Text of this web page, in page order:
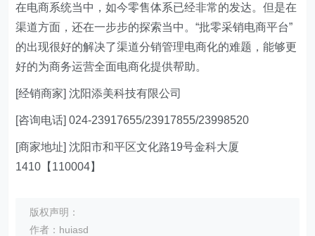
在电商系统当中，如今零售体系已经非常的发达。但是在
渠道方面，还在一步步的探索当中。“批零采销电商平台”
的出现很好的解决了渠道分销管理电商化的难题，能够更
好的为商务运营全面电商化提供帮助。
[经销商家] 沈阳添美科技有限公司
[咨询电话] 024-23917655/23917855/23998520
[商家地址] 沈阳市和平区文化路19号金科大厦
1410【110004】
版权声明：
作者：huiasd